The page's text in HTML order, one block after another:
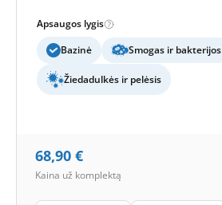
Apsaugos lygis
Bazinė
Smogas ir bakterijos
Žiedadulkės ir pelėsis
68,90 €
Kaina už komplektą